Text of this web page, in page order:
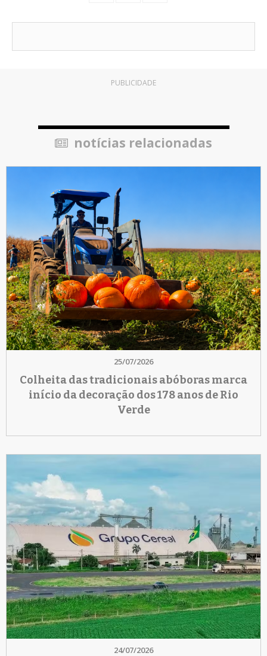
PUBLICIDADE
notícias relacionadas
25/07/2026
Colheita das tradicionais abóboras marca
início da decoração dos 178 anos de Rio
Verde
24/07/2026